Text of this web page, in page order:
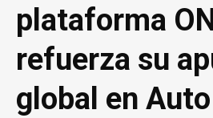
plataforma
refuerza su
global en